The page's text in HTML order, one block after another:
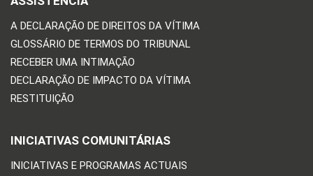
A DECLARAÇÃO DE DIREITOS DA VÍTIMA
GLOSSÁRIO DE TERMOS DO TRIBUNAL
RECEBER UMA INTIMAÇÃO
DECLARAÇÃO DE IMPACTO DA VÍTIMA
RESTITUIÇÃO
INICIATIVAS COMUNITÁRIAS
INICIATIVAS E PROGRAMAS ACTUAIS